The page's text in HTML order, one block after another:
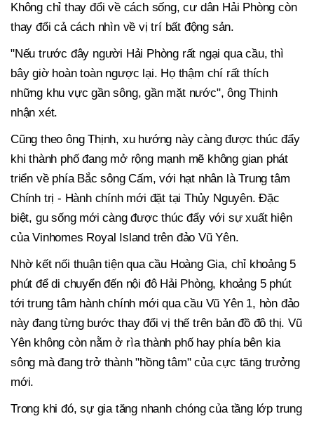
Không chỉ thay đổi về cách sống, cư dân Hải Phòng còn
thay đổi cả cách nhìn về vị trí bất động sản.
"Nếu trước đây người Hải Phòng rất ngại qua cầu, thì
bây giờ hoàn toàn ngược lại. Họ thậm chí rất thích
những khu vực gần sông, gần mặt nước", ông Thịnh
nhận xét.
Cũng theo ông Thịnh, xu hướng này càng được thúc đẩy
khi thành phố đang mở rộng mạnh mẽ không gian phát
triển về phía Bắc sông Cấm, với hạt nhân là Trung tâm
Chính trị - Hành chính mới đặt tại Thủy Nguyên. Đặc
biệt, gu sống mới càng được thúc đẩy với sự xuất hiện
của Vinhomes Royal Island trên đảo Vũ Yên.
Nhờ kết nối thuận tiện qua cầu Hoàng Gia, chỉ khoảng 5
phút để di chuyển đến nội đô Hải Phòng, khoảng 5 phút
tới trung tâm hành chính mới qua cầu Vũ Yên 1, hòn đảo
này đang từng bước thay đổi vị thế trên bản đồ đô thị. Vũ
Yên không còn nằm ở rìa thành phố hay phía bên kia
sông mà đang trở thành "hồng tâm" của cực tăng trưởng
mới.
Trong khi đó, sự gia tăng nhanh chóng của tầng lớp trung